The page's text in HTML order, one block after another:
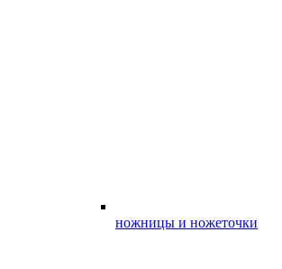
ножницы и ножеточки